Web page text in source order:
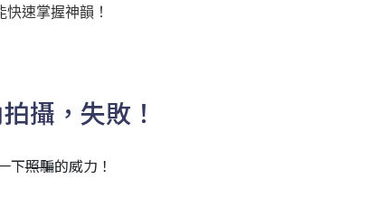
速掌握神韻！
攝，失敗！
下照騙的威力！